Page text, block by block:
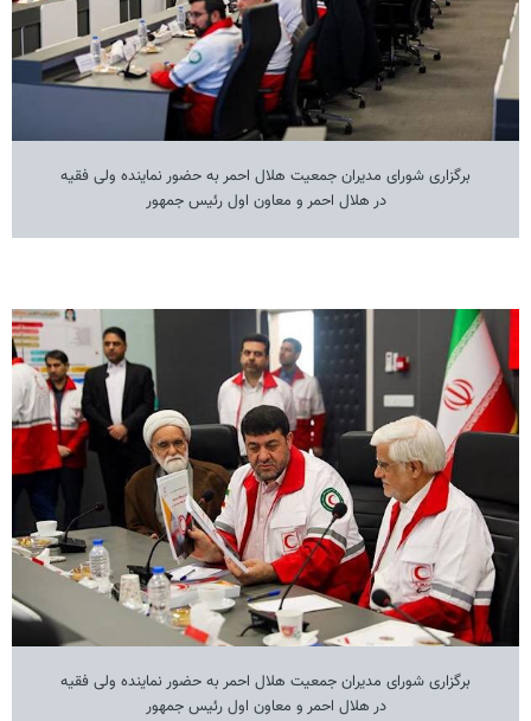
برگزاری شورای مدیران جمعیت هلال احمر به حضور نماینده ولی فقیه
در هلال احمر و معاون اول رئیس جمهور
برگزاری شورای مدیران جمعیت هلال احمر به حضور نماینده ولی فقیه
در هلال احمر و معاون اول رئیس جمهور